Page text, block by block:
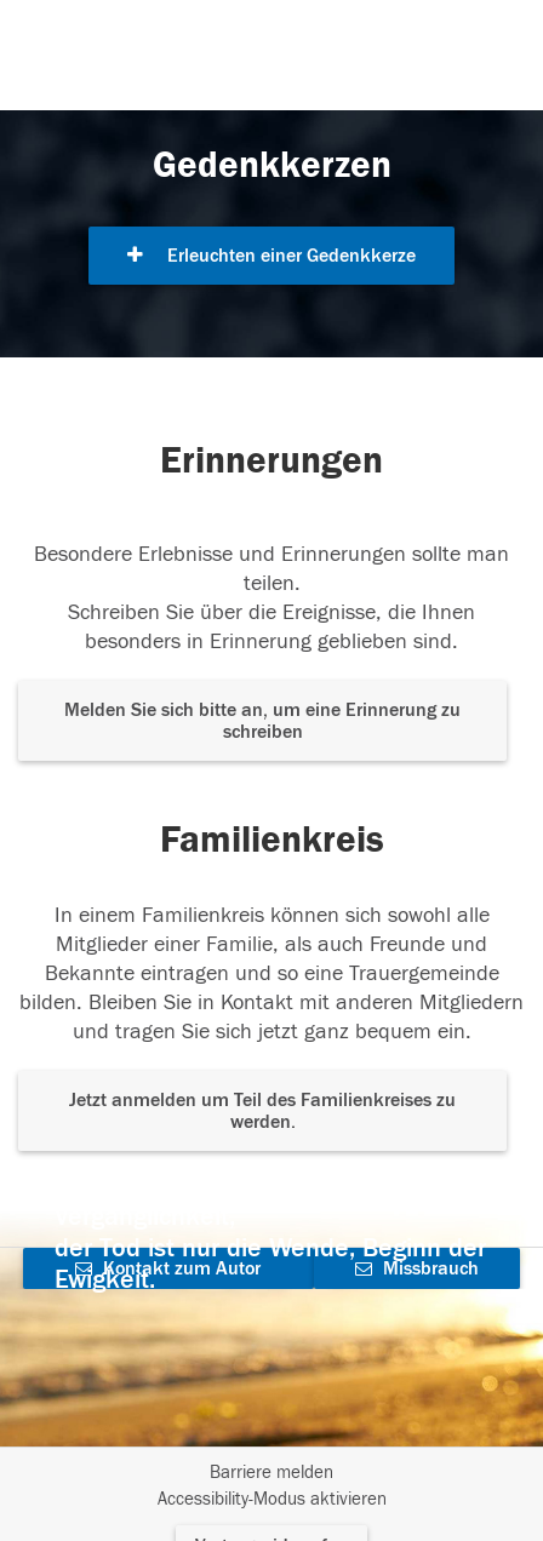
Gedenkkerzen
Erleuchten einer Gedenkkerze
Erinnerungen
Besondere Erlebnisse und Erinnerungen sollte man
teilen.
Schreiben Sie über die Ereignisse, die Ihnen
besonders in Erinnerung geblieben sind.
Melden Sie sich bitte an, um eine Erinnerung zu
schreiben
Familienkreis
In einem Familienkreis können sich sowohl alle
Mitglieder einer Familie, als auch Freunde und
Bekannte eintragen und so eine Trauergemeinde
bilden. Bleiben Sie in Kontakt mit anderen Mitgliedern
und tragen Sie sich jetzt ganz bequem ein.
Jetzt anmelden um Teil des Familienkreises zu
werden.
der Tod ist nur die Wende, Beginn der
Ewigkeit.
Kontakt zum Autor
aufnehmen
Missbrauch
Barriere melden
Accessibility-Modus aktivieren